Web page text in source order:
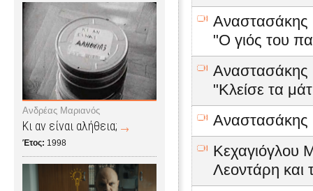
Ανδρέας Μαριανός
Κι αν είναι αλήθεια;
Έτος: 1998
Αναστασάκης
"Ο γιός του
Αναστασάκης
"Κλείσε τα
Αναστασάκης
Κεχαγιόγλου
Λεοντάρη και